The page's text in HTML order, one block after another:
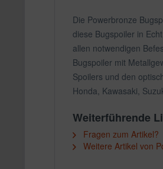
Die Powerbronze
diese Bugspoiler in
allen notwendigen
Bugspoiler mit
Spoilers und den
Honda, Kawasaki,
Weiterführende
Fragen zum Artikel?
Weitere Artikel von